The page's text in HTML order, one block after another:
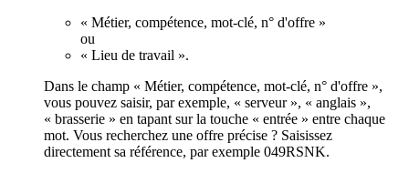
« Métier, compétence, mot-clé, n° d'offre »
ou
« Lieu de travail ».
Dans le champ « Métier, compétence, mot-clé, n° d'offre »,
vous pouvez saisir, par exemple, « serveur », « anglais »,
« brasserie » en tapant sur la touche « entrée » entre chaque
mot. Vous recherchez une offre précise ? Saisissez
directement sa référence, par exemple 049RSNK.